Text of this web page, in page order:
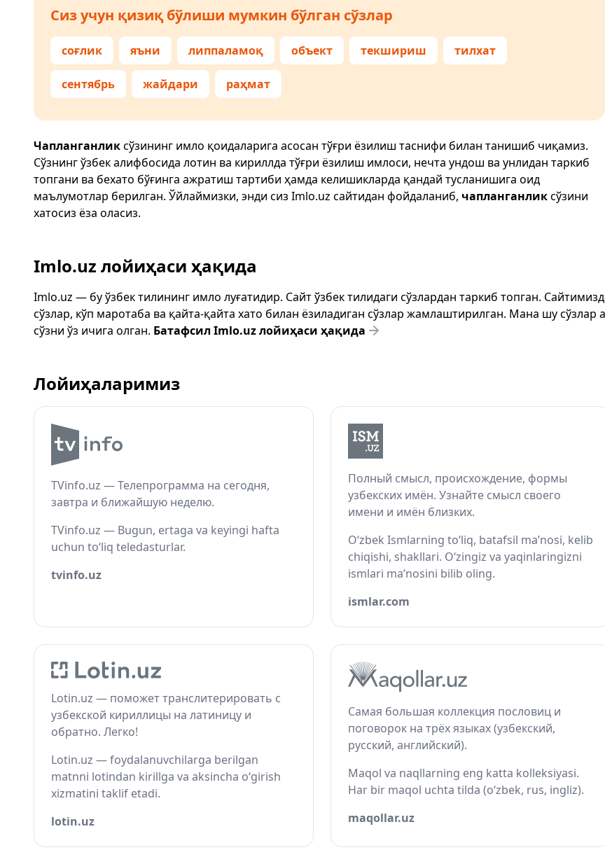
Сиз учун қизиқ бўлиши мумкин бўлган сўзлар
соғлик яъни липпаламоқ объект текшириш тилхат
сентябрь жайдари раҳмат
Чапланганликсўзининг имло қоидаларига асосан тўғри ёзилиш таснифи билан танишиб чиқамиз.
Сўзнинг ўзбек алифбосида лотин ва кириллда тўғри ёзилиш имлоси, нечта ундош ва унлидан таркиб
топгани ва бехато бўғинга ажратиш тартиби ҳамда келишикларда қандай тусланишига оид
маълумотлар берилган. Ўйлаймизки, энди сиз Imlo.uz сайтидан фойдаланиб, чапланганликсўзини
хатосиз ёза оласиз.
Imlo.uz лойиҳаси ҳақида
Imlo.uz — бу ўзбек тилининг имло луғатидир. Сайт ўзбек тилидаги сўзлардан таркиб топган.
сўзлар, кўп маротаба ва қайта-қайта хато билан ёзиладиган сўзлар жамлаштирилган. Мана шу сўзлар
сўзни ўз ичига олган. Батафсил Imlo.uz лойиҳаси ҳақида
Лойиҳаларимиз
TVinfo.uz — Телепрограмма на сегодня,
завтра и ближайшую неделю.
TVinfo.uz — Bugun, ertaga va keyingi hafta
uchun to‘liq teledasturlar.
tvinfo.uz
Полный смысл, происхождение, формы
узбекских имён. Узнайте смысл своего
имени и имён близких.
O‘zbek Ismlarning to‘liq, batafsil ma’nosi, kelib
chiqishi, shakllari. O‘zingiz va yaqinlaringizni
ismlari ma’nosini bilib oling.
ismlar.com
Lotin.uz — поможет транслитерировать с
узбекской кириллицы на латиницу и
обратно. Легко!
Lotin.uz — foydalanuvchilarga berilgan
matnni lotindan kirillga va aksincha o‘girish
xizmatini taklif etadi.
lotin.uz
Самая большая коллекция пословиц и
поговорок на трёх языках (узбекский,
русский, английский).
Maqol va naqllarning eng katta kolleksiyasi.
Har bir maqol uchta tilda (o‘zbek, rus, ingliz).
maqollar.uz